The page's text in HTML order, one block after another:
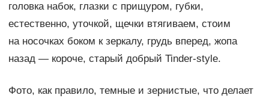
головка набок, глазки с прищуром, губки,
естественно, уточкой, щечки втягиваем, стоим
на носочках боком к зеркалу, грудь вперед, жопа
назад — короче, старый добрый Tinder-style.
Фото, как правило, темные и зернистые, что делает